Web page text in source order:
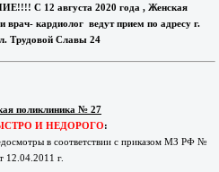
С 12 августа 2020 года , Женская
врач- кардиолог ведут прием по адресу г.
Трудовой Славы 24
поликлиника № 27
И НЕДОРОГО:
в соответствии с приказом МЗ РФ №
12.04.2011 г.